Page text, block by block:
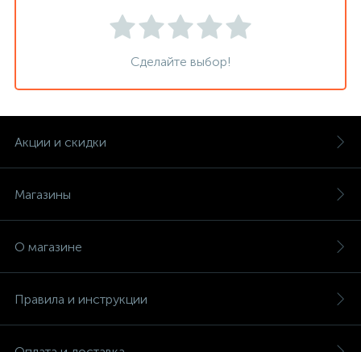
Сделайте выбор!
Акции и скидки
Магазины
О магазине
Правила и инструкции